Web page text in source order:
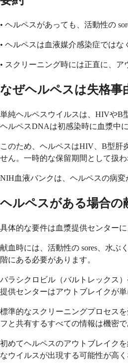
• ヘルペスがあっても、活動性の
• ヘルペスは血液媒介感染症ではな
• スクリーニング時には正直に、
なぜヘルペスは失格事
単純ヘルペスウイルスは、HIVやB
ヘルペスDNAは初感染時に血漿中
このため、ヘルペスはHIV、B型肝
せん。一時的な保留期間として扱
NIH血液バンクは、ヘルペスの病
ヘルペスがある場合の
具体的な要件は血漿提供センター
献血時には、活動性の sores、水ぶ
階にある必要があります。
バラシクロビル（バルトレックス
提供センターはアウトブレイクが
標準的なスクリーニングプロセス
フと共有するすべての情報は機密
初めてヘルペスのアウトブレイク
なウイルスが出現する可能性が高